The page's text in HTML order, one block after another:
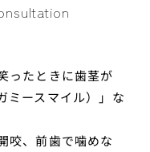
ったときに歯茎が
ミースマイル）」な
咬、前歯で噛めな